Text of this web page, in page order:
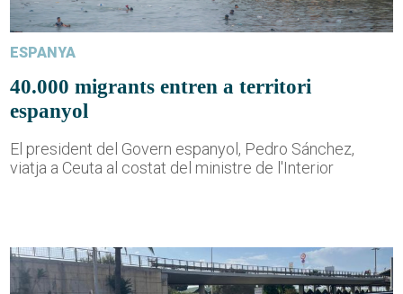
ESPANYA
40.000 migrants entren a territori
espanyol
El president del Govern espanyol, Pedro Sánchez,
viatja a Ceuta al costat del ministre de l'Interior